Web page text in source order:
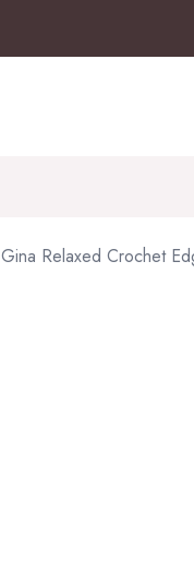
Gina Relaxed Crochet